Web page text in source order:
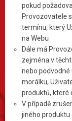
pokud
Provozovatele
termínu, který
na Webu
Dále má
zejména v
nebo podvodné
morálku,
produktů, které
V případě
jiného produktu